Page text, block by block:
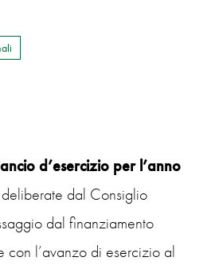
d’esercizio per l’anno
dal Consiglio
dal finanziamento
con l’avanzo di esercizio al